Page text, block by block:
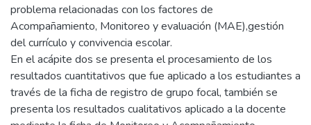
problema relacionadas con los factores de
Acompañamiento, Monitoreo y evaluación (MAE),gestión
del currículo y convivencia escolar.
En el acápite dos se presenta el procesamiento de los
resultados cuantitativos que fue aplicado a los estudiantes a
través de la ficha de registro de grupo focal, también se
presenta los resultados cualitativos aplicado a la docente